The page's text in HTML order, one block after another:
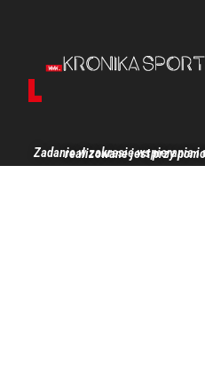
Zadanie w zakresie wspierania i upowszechniania kultury